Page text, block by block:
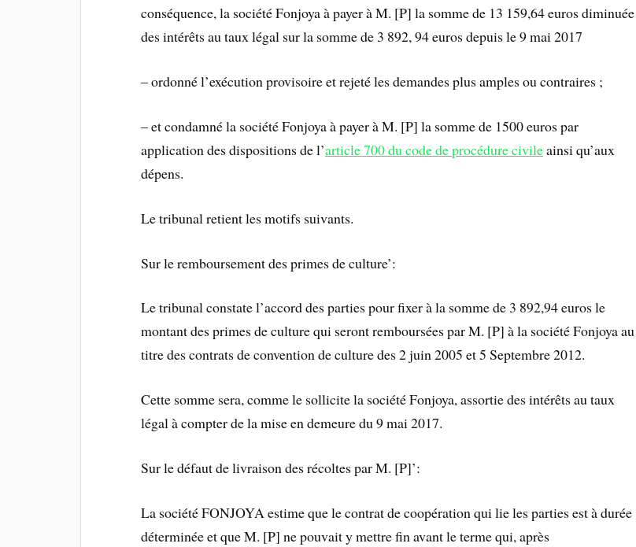
conséquence, la société Fonjoya à payer à M. [P] la somme de 13 159,64 euros diminuée
des intérêts au taux légal sur la somme de 3 892, 94 euros depuis le 9 mai 2017
– ordonné l’exécution provisoire et rejeté les demandes plus amples ou contraires ;
– et condamné la société Fonjoya à payer à M. [P] la somme de 1500 euros par
application des dispositions de l’article 700 du code de procédure civileainsi qu’aux
dépens.
Le tribunal retient les motifs suivants.
Sur le remboursement des primes de culture’:
Le tribunal constate l’accord des parties pour fixer à la somme de 3 892,94 euros le
montant des primes de culture qui seront remboursées par M. [P] à la société Fonjoya au
titre des contrats de convention de culture des 2 juin 2005 et 5 Septembre 2012.
Cette somme sera, comme le sollicite la société Fonjoya, assortie des intérêts au taux
légal à compter de la mise en demeure du 9 mai 2017.
Sur le défaut de livraison des récoltes par M. [P]’:
La société FONJOYA estime que le contrat de coopération qui lie les parties est à durée
déterminée et que M. [P] ne pouvait y mettre fin avant le terme qui, après